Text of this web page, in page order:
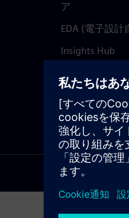
ア
EDA (電子設計
Insights Hub